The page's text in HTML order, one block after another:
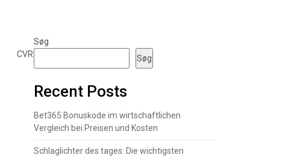
Søg
Søg
Recent Posts
Bet365 Bonuskode im wirtschaftlichen
Vergleich bei Preisen und Kosten
Schlaglichter des tages: Die wichtigsten
CVR